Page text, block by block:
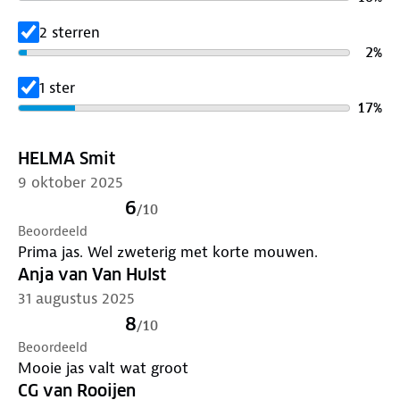
onderhoud. Gebruik een alkalivrij wasmiddel en was
op 30 graden. Is je kleding aan vervanging toe?
Lever het in bij onze winkels. Wij geven er een
2 sterren
2%
1 ster
17%
HELMA Smit
9 oktober 2025
6/10
Beoordeeld
Prima jas. Wel zweterig met korte mouwen.
Anja van Van Hulst
31 augustus 2025
8/10
Beoordeeld
Mooie jas valt wat groot
CG van Rooijen